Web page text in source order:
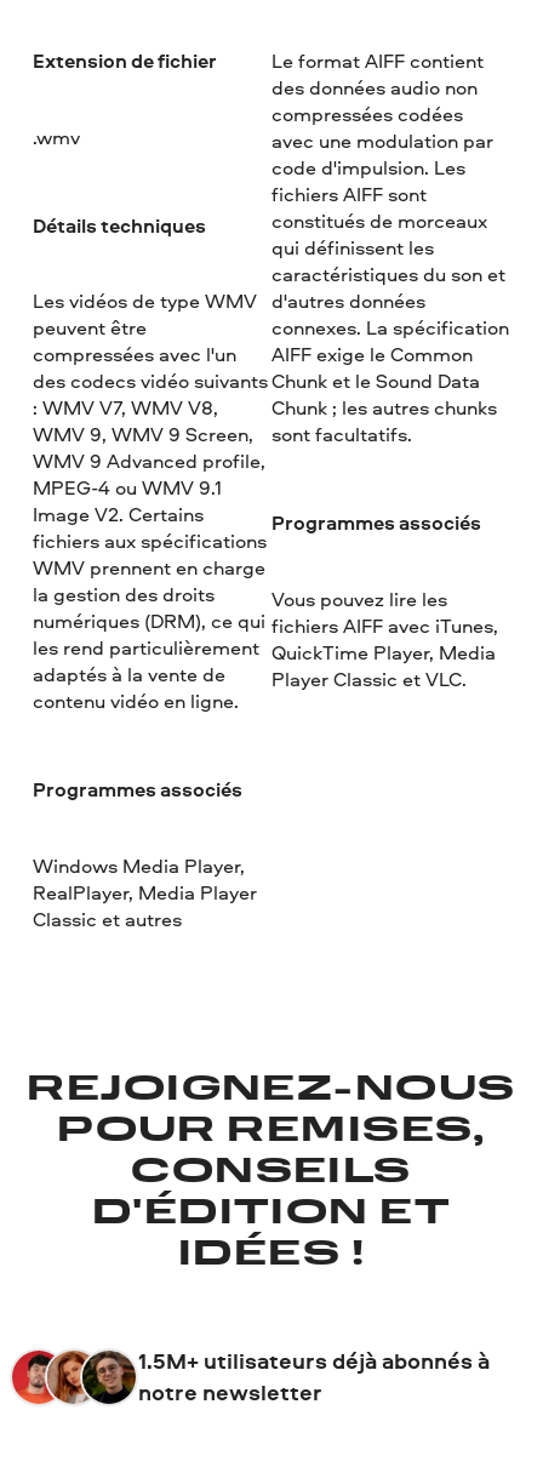
Extension de fichier
.wmv
Détails techniques
Les vidéos de type WMV
peuvent être
compressées avec l'un
des codecs vidéo suivants
: WMV V7, WMV V8,
WMV 9, WMV 9 Screen,
WMV 9 Advanced profile,
MPEG-4 ou WMV 9.1
Image V2. Certains
fichiers aux spécifications
WMV prennent en charge
la gestion des droits
numériques (DRM), ce qui
les rend particulièrement
adaptés à la vente de
contenu vidéo en ligne.
Programmes associés
Windows Media Player,
RealPlayer, Media Player
Classic et autres
Le format AIFF contient
des données audio non
compressées codées
avec une modulation par
code d'impulsion. Les
fichiers AIFF sont
constitués de morceaux
qui définissent les
caractéristiques du son et
d'autres données
connexes. La spécification
AIFF exige le Common
Chunk et le Sound Data
Chunk ; les autres chunks
sont facultatifs.
Programmes associés
Vous pouvez lire les
fichiers AIFF avec iTunes,
QuickTime Player, Media
Player Classic et VLC.
REJOIGNEZ-NOUS
POUR REMISES,
CONSEILS
D'ÉDITION ET
IDÉES !
1.5M+ utilisateurs déjà abonnés à
notre newsletter